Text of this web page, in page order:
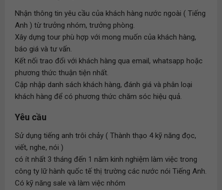
Nhận thông tin yêu cầu của khách hàng nước ngoài ( Tiếng
Anh ) từ trưởng nhóm, trưởng phòng.
Xây dựng tour phù hợp với mong muốn của khách hàng,
báo giá và tư vấn.
Kết nối trao đổi với khách hàng qua email, whatsapp hoặc
phương thức thuận tiện nhất.
Cập nhập danh sách khách hàng, đánh giá và phân loại
khách hàng để có phương thức chăm sóc hiệu quả.
Yêu cầu
Sử dụng tiếng anh trôi chảy ( Thành thạo 4 kỹ năng đọc,
viết, nghe, nói )
có ít nhất 3 tháng đến 1 năm kinh nghiệm làm việc trong
công ty lữ hành quốc tế thị trường các nước nói Tiếng Anh.
Có kỹ năng sale và làm việc nhóm